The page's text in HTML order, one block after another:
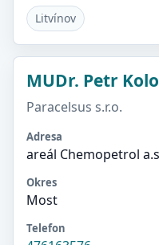
Litvínov
MUDr. Petr
Paracelsus s.r.o.
Adresa
areál Chemopetrol
Okres
Most
Telefon